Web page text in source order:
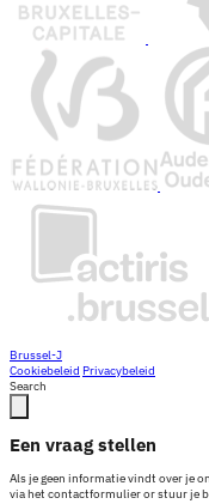
Brussel-J
Cookiebeleid Privacybeleid
Search
Een vraag stellen
Als je geen informatie vindt over je
via het contactformulier or stuur je